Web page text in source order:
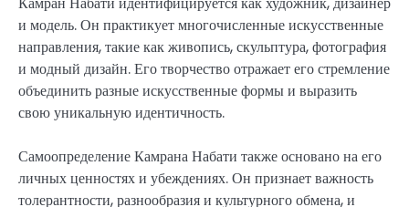
и модель. Он практикует многочисленные искусственные
направления, такие как живопись, скульптура, фотография
и модный дизайн. Его творчество отражает его стремление
объединить разные искусственные формы и выразить
свою уникальную идентичность.
Самоопределение Камрана Набати также основано на его
личных ценностях и убеждениях. Он признает важность
толерантности, разнообразия и культурного обмена, и